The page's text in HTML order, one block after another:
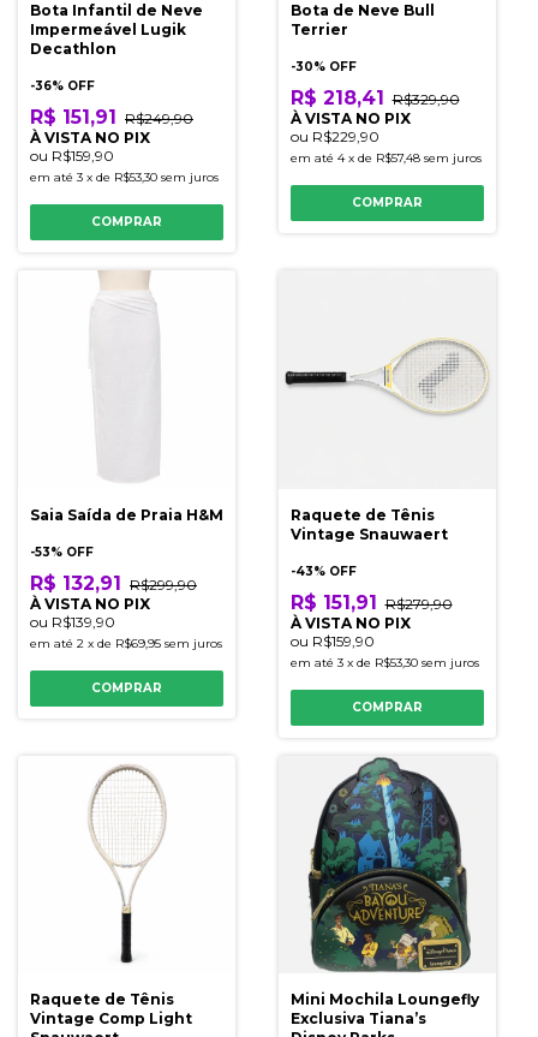
Bota Infantil de Neve
Impermeável Lugik
Decathlon
-36% OFF
R$ 151,91
R$249,90
À VISTA NO PIX
ou R$159,90
em até 3 x de R$53,30 sem juros
COMPRAR
Bota de Neve Bull
Terrier
-30% OFF
R$ 218,41
R$329,90
À VISTA NO PIX
ou R$229,90
em até 4 x de R$57,48 sem juros
COMPRAR
Saia Saída de Praia H&M
-53% OFF
R$ 132,91 R$299,90
À VISTA NO PIX
ou R$139,90
em até 2 x de R$69,95 sem juros
COMPRAR
Raquete de Tênis
Vintage Snauwaert
-43% OFF
R$ 151,91 R$279,90
À VISTA NO PIX
ou R$159,90
em até 3 x de R$53,30 sem juros
COMPRAR
Raquete de Tênis
Vintage Comp Light
Mini Mochila Loungefly
Exclusiva Tiana’s